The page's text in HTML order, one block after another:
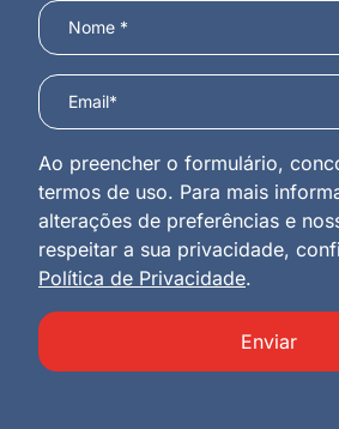
Ao preencher o formulário,
termos de uso. Para mais
alterações de preferências e
respeitar a sua privacidade,
Política de Privacidade.
Enviar